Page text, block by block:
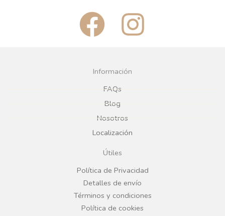
F
a
c
e
b
o
o
k
I
n
g
r
a
Información
FAQs
Blog
Nosotros
Localización
Útiles
Política de Privacidad
Detalles de envío
Términos y condiciones
Política de cookies